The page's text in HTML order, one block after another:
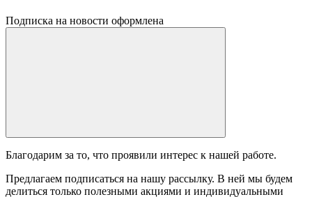
Подписка на новости оформлена
Благодарим за то, что проявили интерес к нашей работе.
Предлагаем подписаться на нашу рассылку. В ней мы будем
делиться только полезными акциями и индивидуальными